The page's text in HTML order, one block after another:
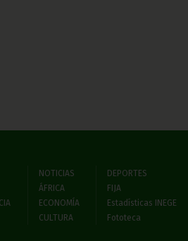
NOTICIAS
ÁFRICA
ECONOMÍA
CULTURA
DEPORTES
FIJA
Estadísticas INEGE
Fototeca